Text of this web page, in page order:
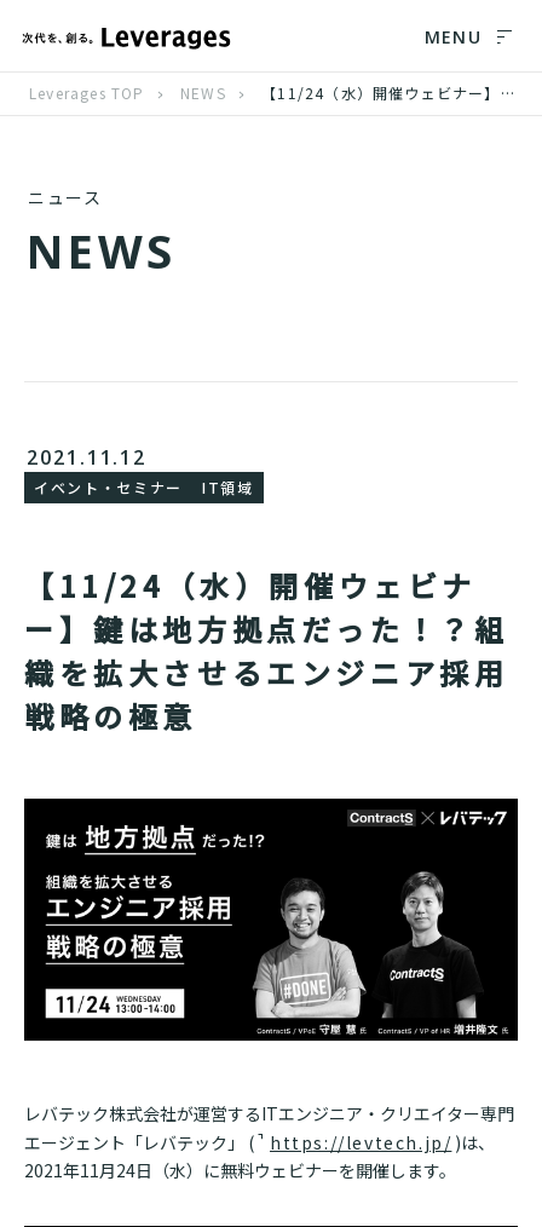
MENU
Leverages TOP NEWS 【11/24（水）開催ウェビナー】鍵は地方拠点だった！？組織を拡大させるエンジニア採用戦略の極意
ニュース
NEWS
2021.11.12
イベント・セミナー IT領域
【11/24（水）開催ウェビナ
ー】鍵は地方拠点だった！？組
織を拡大させるエンジニア採用
戦略の極意
レバテック株式会社が運営するITエンジニア・クリエイター専門
エージェント「レバテック」 (
https://levtech.jp/ )は、
2021年11月24日（水）に無料ウェビナーを開催します。